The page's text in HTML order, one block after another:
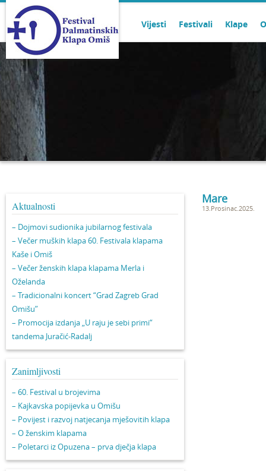
Vijesti Festivali Klape
Aktualnosti
– Dojmovi sudionika jubilarnog festivala
– Večer muških klapa 60. Festivala klapama
Kaše i Omiš
– Večer ženskih klapa klapama Merla i
Oželanda
– Tradicionalni koncert “Grad Zagreb Grad
Omišu”
– Promocija izdanja „U raju je sebi primi“
tandema Juračić-Radalj
Zanimljivosti
– 60. Festival u brojevima
– Kajkavska popijevka u Omišu
– Povijest i razvoj natjecanja mješovitih klapa
– O ženskim klapama
– Poletarci iz Opuzena – prva dječja klapa
Mare
13.Prosinac.2025.